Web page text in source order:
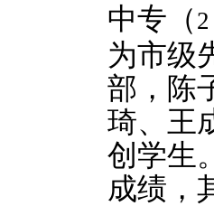
中专（ 2
为市级
部，陈
琦、王
创学生
成绩，